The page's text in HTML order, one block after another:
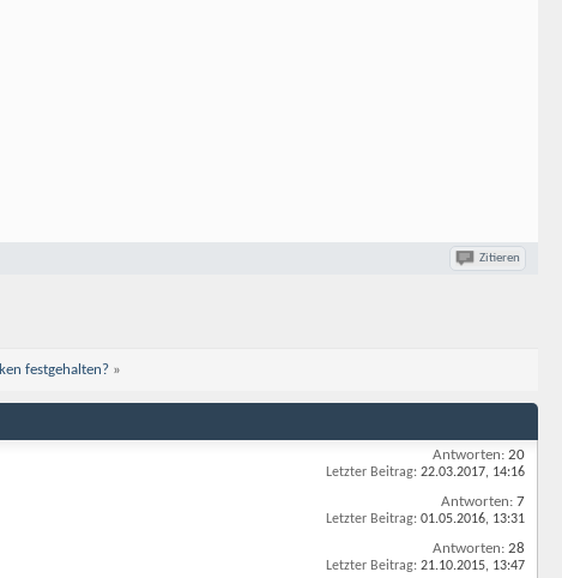
Zitieren
festgehalten? »
Antworten: 20
Letzter Beitrag: 22.03.2017, 14:16
Antworten: 7
Letzter Beitrag: 01.05.2016, 13:31
Antworten: 28
Letzter Beitrag: 21.10.2015, 13:47